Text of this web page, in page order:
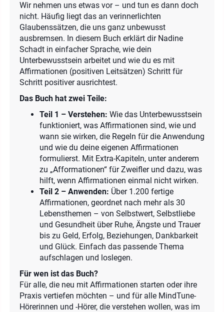
Wir nehmen uns etwas vor – und tun es dann doch
nicht. Häufig liegt das an verinnerlichten
Glaubenssätzen, die uns ganz unbewusst
ausbremsen. In diesem Buch erklärt dir Nadine
Schadt in einfacher Sprache, wie dein
Unterbewusstsein arbeitet und wie du es mit
Affirmationen (positiven Leitsätzen) Schritt für
Schritt positiver ausrichtest.
Das Buch hat zwei Teile:
Teil 1 – Verstehen: Wie das Unterbewusstsein
funktioniert, was Affirmationen sind, wie und
wann sie wirken, die Regeln für die Anwendung
und wie du deine eigenen Affirmationen
formulierst. Mit Extra-Kapiteln, unter anderem
zu „Afformationen“ für Zweifler und dazu, was
hilft, wenn Affirmationen einmal nicht wirken.
Teil 2 – Anwenden: Über 1.200 fertige
Affirmationen, geordnet nach mehr als 30
Lebensthemen – von Selbstwert, Selbstliebe
und Gesundheit über Ruhe, Ängste und Trauer
bis zu Geld, Erfolg, Beziehungen, Dankbarkeit
und Glück. Einfach das passende Thema
aufschlagen und loslegen.
Für wen ist das Buch?
Für alle, die neu mit Affirmationen starten oder ihre
Praxis vertiefen möchten – und für alle MindTune-
Hörerinnen und -Hörer, die verstehen wollen, was im